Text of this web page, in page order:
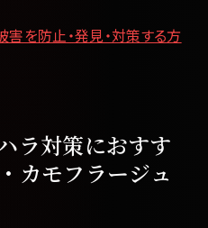
を防止・発見・対策する方
ラ対策におすす
カモフラージュ